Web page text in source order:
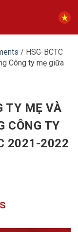
/ HSG-BCTC
Công ty mẹ giữa
TY MẸ VÀ
CÔNG TY
2021-2022